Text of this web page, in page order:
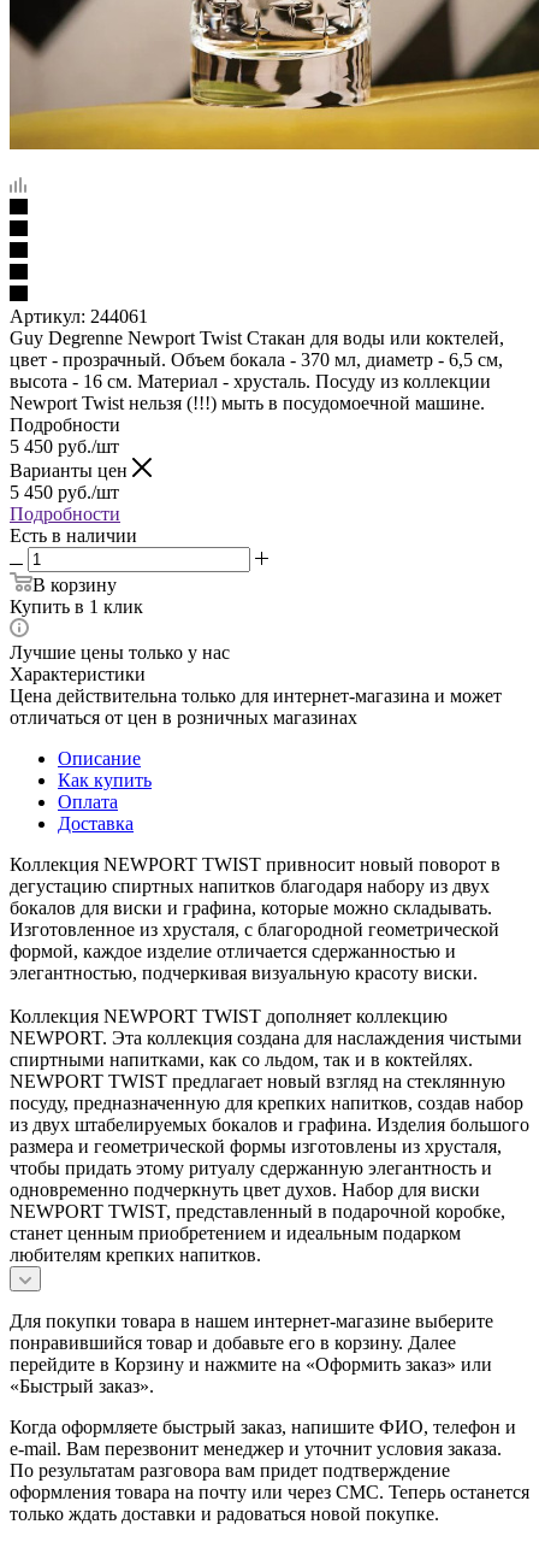
Артикул: 244061
Guy Degrenne Newport Twist Стакан для воды или коктелей,
цвет - прозрачный. Объем бокала - 370 мл, диаметр - 6,5 см,
высота - 16 см. Материал - хрусталь. Посуду из коллекции
Newport Twist нельзя (!!!) мыть в посудомоечной машине.
Подробности
5 450 руб./шт
Варианты цен
5 450 руб./шт
Подробности
Есть в наличии
В корзину
Купить в 1 клик
Лучшие цены только у нас
Характеристики
Цена действительна только для интернет-магазина и может
отличаться от цен в розничных магазинах
Описание
Как купить
Оплата
Доставка
Коллекция NEWPORT TWIST привносит новый поворот в
дегустацию спиртных напитков благодаря набору из двух
бокалов для виски и графина, которые можно складывать.
Изготовленное из хрусталя, с благородной геометрической
формой, каждое изделие отличается сдержанностью и
элегантностью, подчеркивая визуальную красоту виски.
Коллекция NEWPORT TWIST дополняет коллекцию
NEWPORT. Эта коллекция создана для наслаждения чистыми
спиртными напитками, как со льдом, так и в коктейлях.
NEWPORT TWIST предлагает новый взгляд на стеклянную
посуду, предназначенную для крепких напитков, создав набор
из двух штабелируемых бокалов и графина. Изделия большого
размера и геометрической формы изготовлены из хрусталя,
чтобы придать этому ритуалу сдержанную элегантность и
одновременно подчеркнуть цвет духов. Набор для виски
NEWPORT TWIST, представленный в подарочной коробке,
станет ценным приобретением и идеальным подарком
любителям крепких напитков.
Для покупки товара в нашем интернет-магазине выберите
понравившийся товар и добавьте его в корзину. Далее
перейдите в Корзину и нажмите на «Оформить заказ» или
«Быстрый заказ».
Когда оформляете быстрый заказ, напишите ФИО, телефон и
e-mail. Вам перезвонит менеджер и уточнит условия заказа.
По результатам разговора вам придет подтверждение
оформления товара на почту или через СМС. Теперь останется
только ждать доставки и радоваться новой покупке.